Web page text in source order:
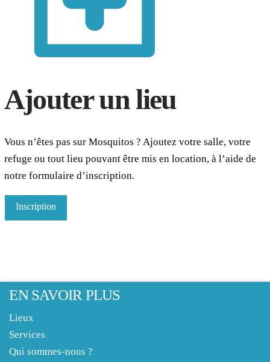
Ajouter un lieu
Vous n’êtes pas sur Mosquitos ? Ajoutez votre salle, votre
refuge ou tout lieu pouvant être mis en location, à l’aide de
notre formulaire d’inscription.
Inscription
EN SAVOIR PLUS
Lieux
Services
Qui sommes-nous ?